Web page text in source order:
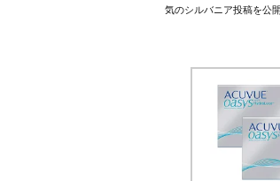
気のシルバニア投稿を公開